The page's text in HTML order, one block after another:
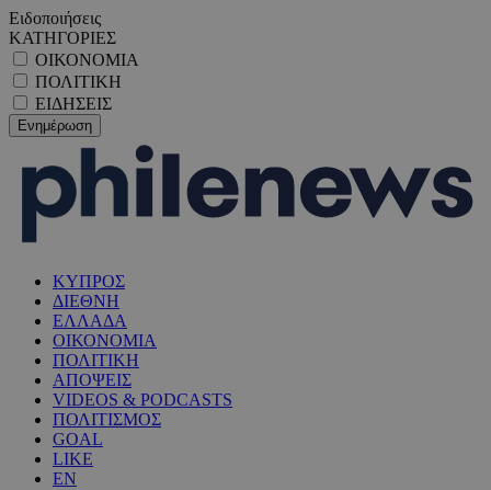
Ειδοποιήσεις
ΚΑΤΗΓΟΡΙΕΣ
ΟΙΚΟΝΟΜΙΑ
ΠΟΛΙΤΙΚΗ
ΕΙΔΗΣΕΙΣ
ΚΥΠΡΟΣ
ΔΙΕΘΝΗ
ΕΛΛΑΔΑ
ΟΙΚΟΝΟΜΙΑ
ΠΟΛΙΤΙΚΗ
ΑΠΟΨΕΙΣ
VIDEOS & PODCASTS
ΠΟΛΙΤΙΣΜΟΣ
GOAL
LIKE
EN